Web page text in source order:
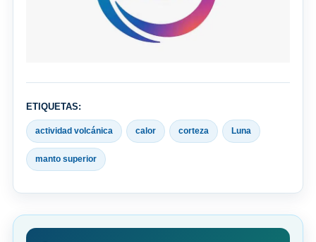
ETIQUETAS:
actividad volcánica calor corteza Luna
manto superior